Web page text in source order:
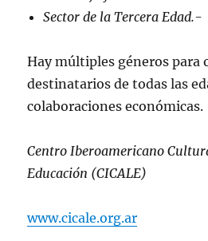
Sector de la Tercera Edad.-
Hay múltiples géneros para
destinatarios de todas las
colaboraciones económicas.
Centro Iberoamericano
Educación (CICALE)
www.cicale.org.ar